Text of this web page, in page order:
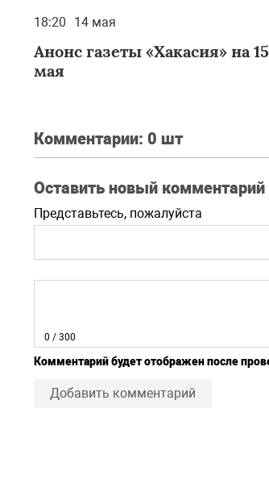
18:20 14 мая
Анонс газеты «Хакасия» на 15
мая
Комментарии: 0 шт
Оставить новый комментарий
Представьтесь, пожалуйста
0 / 300
Комментарий будет отображен после
Добавить комментарий